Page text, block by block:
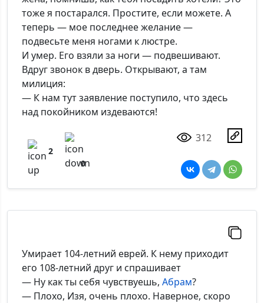
тоже я постарался. Простите, если можете. А
теперь — мое последнее желание —
подвесьте меня ногами к люстре.
И умер. Его взяли за ноги — подвешивают.
Вдруг звонок в дверь. Открывают, а там
милиция:
— К нам тут заявление поступило, что здесь
над покойником издеваются!
2
0
312
Умирает 104-летний еврей. К нему приходит
его 108-летний друг и спрашивает
— Ну как ты себя чувствуешь, Абрам?
— Плохо, Изя, очень плохо. Наверное, скоро